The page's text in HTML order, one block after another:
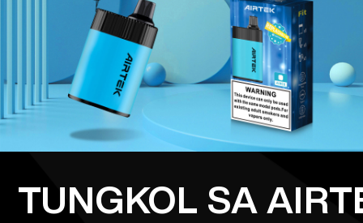
TUNGKOL SA